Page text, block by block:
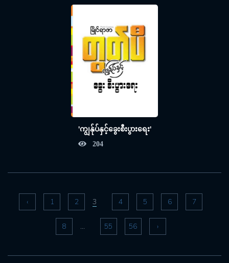
'ကျွန်ုပ်နှင့်ခွေးစီးပွားရေး'
204
‹ 1 2 3 4 5 6 7
8 ... 55 56 ›